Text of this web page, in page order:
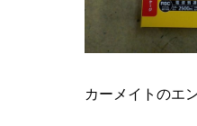
カーメイトのエ